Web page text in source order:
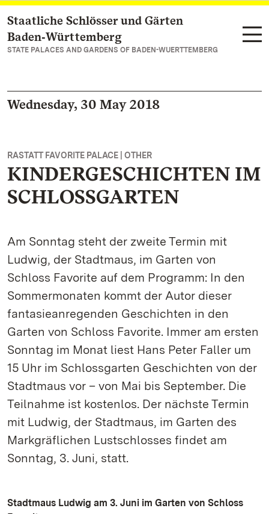
Navigate to main page
Staatliche Schlösser und Gärten
Baden‑Württemberg
STATE PALACES AND GARDENS OF BADEN-WUERTTEMBERG
Wednesday, 30 May 2018
RASTATT FAVORITE PALACE | OTHER
KINDERGESCHICHTEN IM
SCHLOSSGARTEN
Am Sonntag steht der zweite Termin mit
Ludwig, der Stadtmaus, im Garten von
Schloss Favorite auf dem Programm: In den
Sommermonaten kommt der Autor dieser
fantasieanregenden Geschichten in den
Garten von Schloss Favorite. Immer am ersten
Sonntag im Monat liest Hans Peter Faller um
15 Uhr im Schlossgarten Geschichten von der
Stadtmaus vor – von Mai bis September. Die
Teilnahme ist kostenlos. Der nächste Termin
mit Ludwig, der Stadtmaus, im Garten des
Markgräflichen Lustschlosses findet am
Sonntag, 3. Juni, statt.
Stadtmaus Ludwig am 3. Juni im Garten von Schloss